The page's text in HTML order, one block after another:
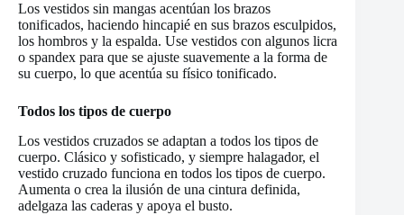
Los vestidos sin mangas acentúan los brazos
tonificados, haciendo hincapié en sus brazos esculpidos,
los hombros y la espalda. Use vestidos con algunos licra
o spandex para que se ajuste suavemente a la forma de
su cuerpo, lo que acentúa su físico tonificado.
Todos los tipos de cuerpo
Los vestidos cruzados se adaptan a todos los tipos de
cuerpo. Clásico y sofisticado, y siempre halagador, el
vestido cruzado funciona en todos los tipos de cuerpo.
Aumenta o crea la ilusión de una cintura definida,
adelgaza las caderas y apoya el busto.